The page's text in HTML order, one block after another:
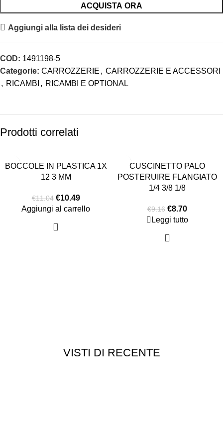
ACQUISTA ORA
Aggiungi alla lista dei desideri
COD: 1491198-5
Categorie: CARROZZERIE , CARROZZERIE E ACCESSORI
, RICAMBI , RICAMBI E OPTIONAL
Prodotti correlati
-5%
BOCCOLE IN PLASTICA 1X
12 3 MM
€11.04 €10.49
Aggiungi al carrello
ESAURITO
CUSCINETTO PALO
POSTERUIRE FLANGIATO
1/4 3/8 1/8
€9.16 €8.70
Leggi tutto
VISTI DI RECENTE